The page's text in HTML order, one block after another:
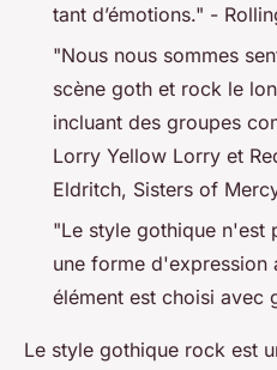
tant d’émotions." -
"Nous nous sommes
scène goth et rock le
incluant des groupes
Lorry Yellow Lorry et
Eldritch, Sisters of
"Le style gothique n'est
une forme d'expression
élément est choisi avec
Le style gothique rock est